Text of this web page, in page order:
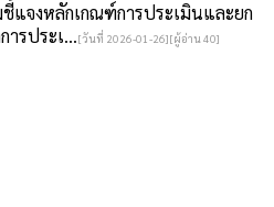
แจงหลักเกณฑ์การประเมินและยก
ารประเ...[วันที่ 2026-01-26][ผู้อ่าน 40]